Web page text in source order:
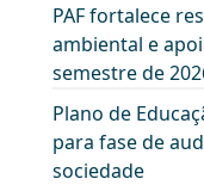
PAF fortalece
ambiental e
semestre de
Plano de
para fase de
sociedade